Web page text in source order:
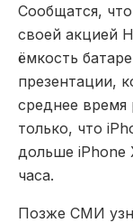
Сообщатся,
своей акцией
ёмкость
презентации,
среднее
только, что
дольше iPhone
часа.
Позже СМИ